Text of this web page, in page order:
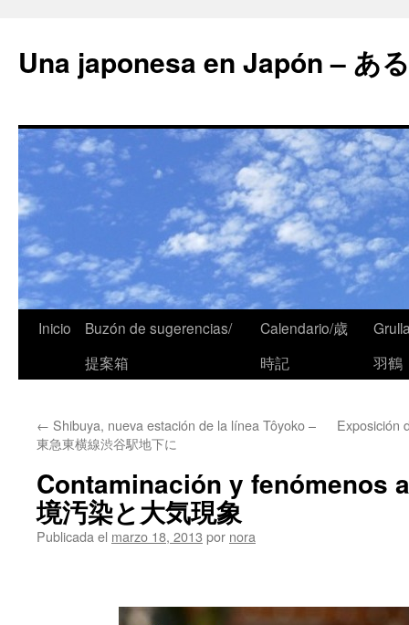
Una japonesa en Japón – あ
Inicio
Buzón de sugerencias/
提案箱
Calendario/歳
時記
羽鶴
← Shibuya, nueva estación de la línea Tôyoko –
東急東横線渋谷駅地下に
Exposición
Contaminación y fenómenos
境汚染と大気現象
Publicada el marzo 18, 2013 por nora